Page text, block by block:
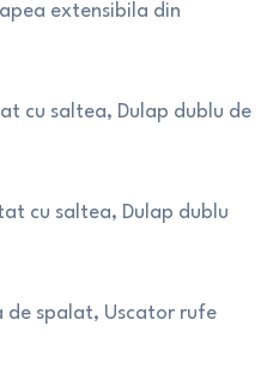
extensibila din
cu saltea, Dulap dublu de
cu saltea, Dulap dublu
de spalat, Uscator rufe